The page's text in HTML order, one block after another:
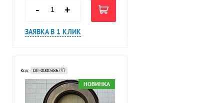
- +
ЗАЯВКА В 1 КЛИК
Код: 0Л-00003867
НОВИНКА